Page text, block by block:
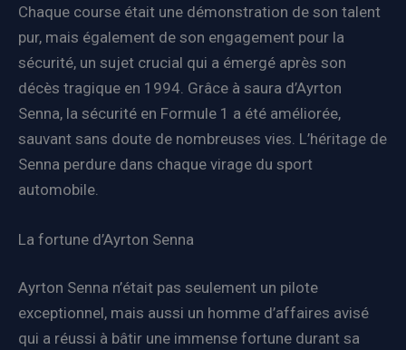
Chaque course était une démonstration de son talent
pur, mais également de son engagement pour la
sécurité, un sujet crucial qui a émergé après son
décès tragique en 1994. Grâce à saura d’Ayrton
Senna, la sécurité en Formule 1 a été améliorée,
sauvant sans doute de nombreuses vies. L’héritage de
Senna perdure dans chaque virage du sport
automobile.
La fortune d’Ayrton Senna
Ayrton Senna n’était pas seulement un pilote
exceptionnel, mais aussi un homme d’affaires avisé
qui a réussi à bâtir une immense fortune durant sa